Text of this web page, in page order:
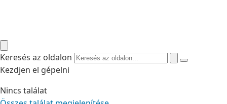
Keresés az oldalon
Kezdjen el gépelni
Nincs találat